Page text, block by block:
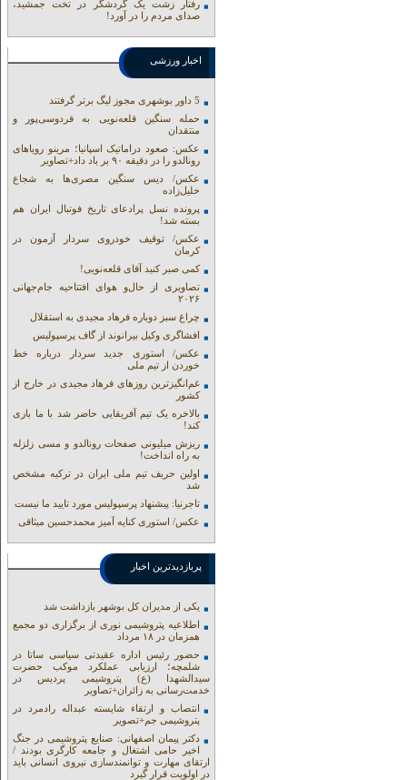
رفتار زشت یک گردشگر در تخت جمشید،
صدای مردم را در آورد!
اخبار ورزشی
5 داور بوشهری مجوز لیگ برتر گرفتند
حمله سنگین قلعه‌نویی به فردوسی‌پور و
منتقدان
عکس: صعود دراماتیک اسپانیا؛ مرینو رویاهای
رونالدو را در دقیقه ۹۰ بر باد داد+تصاویر
عکس/ دیس سنگین مصری‌ها به شجاع
خلیل‌زاده
پرونده نسل پرادعای تاریخ فوتبال ایران هم
بسته شد!
عکس/ توقیف خودروی سردار آزمون در
کرمان
کمی صبر کنید آقای قلعه‌نویی!
تصاویری از حال‌و هوای افتتاحیه جام‌جهانی
۲۰۲۶
چراغ سبز دوباره فرهاد مجیدی به استقلال
افشاگری وکیل بیرانوند از گاف‌ پرسپولیس
عکس/ استوری جدید سردار درباره خط
خوردن از تیم ملی
غم‌انگیزترین روزهای فرهاد مجیدی در خارج از
کشور
بالاخره یک تیم آفریقایی حاضر شد با ما بازی
کند!
ریزش میلیونی صفحات رونالدو و مسی زلزله
به راه انداخت!
اولین حریف تیم ملی ایران در ترکیه مشخص
شد
تاجرنیا: پیشنهاد پرسپولیس مورد تایید ما نیست
عکس/ استوری کنایه آمیز محمدحسین میثاقی
پربازدیدترین اخبار
یکی از مدیران کل بوشهر بازداشت شد
اطلاعیه پتروشیمی نوری از برگزاری دو مجمع
همزمان در ۱۸ مرداد
حضور رئیس اداره عقیدتی سیاسی ساتا در
شلمچه؛ ارزیابی عملکرد موکب حضرت
سیدالشهدا (ع) پتروشیمی پردیس در
خدمت‌رسانی به زائران+تصاویر
انتصاب و ارتقاء شایسته عبداله رادمرد در
پتروشیمی جم+تصویر
دکتر پیمان اصفهانی: صنایع پتروشیمی در جنگ
اخیر حامی اشتغال و جامعه کارگری بودند /
ارتقای مهارت و توانمندسازی نیروی انسانی باید
در اولویت قرار گیرد